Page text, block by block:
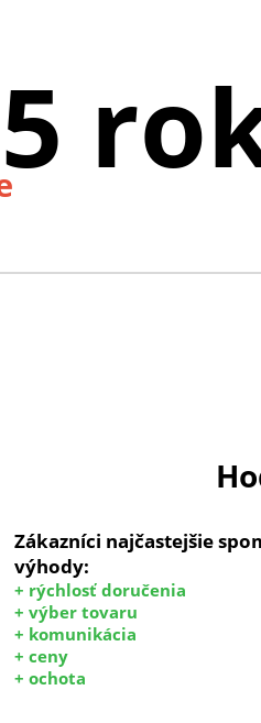
Zákazníci najčastejšie
výhody:
+ rýchlosť doručenia
+ výber tovaru
+ komunikácia
+ ceny
+ ochota